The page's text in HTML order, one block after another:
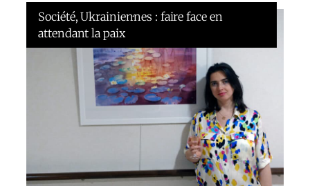
Société, Ukrainien·nes : faire face en
attendant la paix